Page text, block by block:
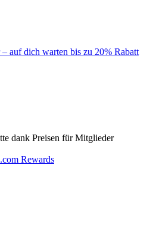
auf dich warten bis zu 20% Rabatt
dank Preisen für Mitglieder
Rewards